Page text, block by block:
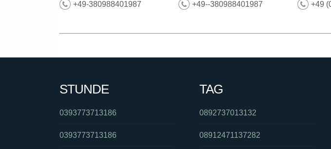
+49-380988401987
+49--380988401987 +49
STUNDE
0393773713186
0393773713186
TAG
0892737013132
08912471137282